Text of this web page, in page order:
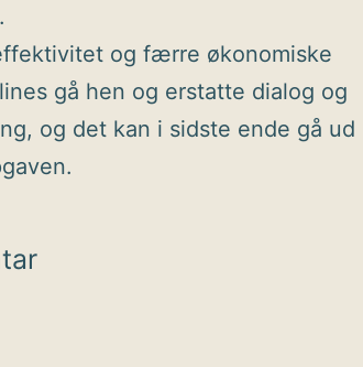
og færre økonomiske
gå hen og erstatte dialog og
og det kan i sidste ende gå ud